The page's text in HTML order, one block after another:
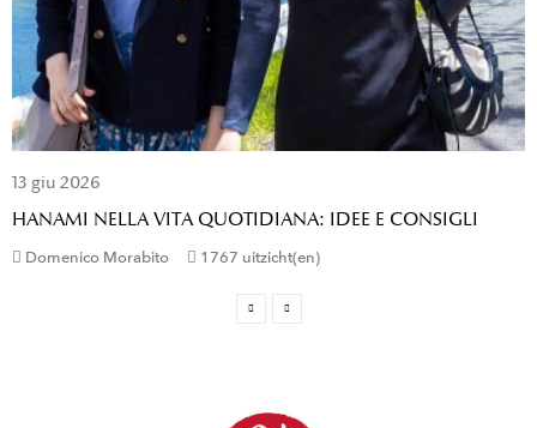
13 giu 2026
HANAMI NELLA VITA QUOTIDIANA: IDEE E CONSIGLI
Domenico Morabito 1767 uitzicht(en)